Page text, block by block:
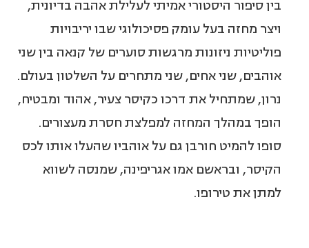
בין סיפור היסטורי אמיתי לעלילת אהבה בדיונית,
ויצר מחזה בעל עומק פסיכולוגי שבו יריבויות
פוליטיות ניזונות מרגשות סוערים של קנאה בין שני
אוהבים, שני אחים, שני מתחרים על השלטון בעולם.
נרון, שמתחיל את דרכו כקיסר צעיר, אהוד ומבטיח,
הופך במהלך המחזה למפלצת חסרת מעצורים.
סופו להמיט חורבן גם על אוהביו שהעלו אותו לכס
הקיסר, ובראשם אמו אגריפינה, שמנסה לשווא
למתן את טירופו.